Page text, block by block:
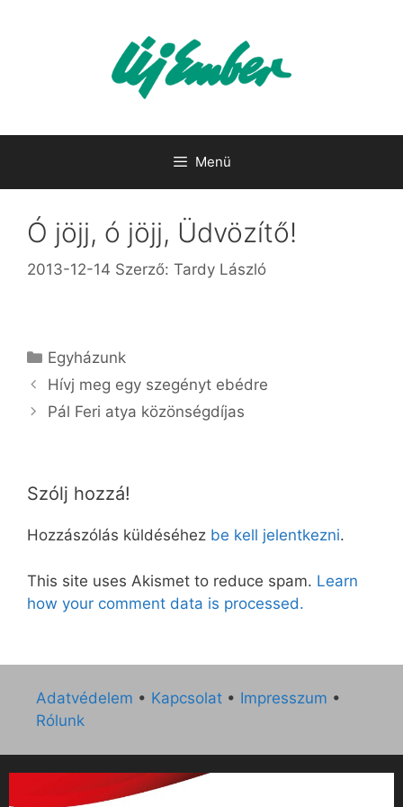
Menü
Ó jöjj, ó jöjj, Üdvözítő!
2013-12-14 Szerző: Tardy László
Kategória
Egyházunk
Hívj meg egy szegényt ebédre
Pál Feri atya közönségdíjas
Szólj hozzá!
Hozzászólás küldéséhez be kell jelentkezni.
This site uses Akismet to reduce spam. Learn
how your comment data is processed.
Adatvédelem • Kapcsolat • Impresszum •
Rólunk